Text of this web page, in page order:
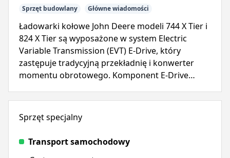
Sprzęt budowlany Główne wiadomości
Ładowarki kołowe John Deere modeli 744 X Tier i
824 X Tier są wyposażone w system Electric
Variable Transmission (EVT) E-Drive, który
zastępuje tradycyjną przekładnię i konwerter
momentu obrotowego. Komponent E-Drive
eksploatację i zmniejszając złożoność.
Sprzęt specjalny
Transport samochodowy